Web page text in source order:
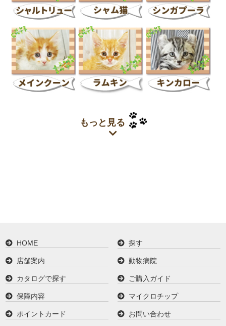
もっと見る
HOME 探す
店舗案内 動物病院
カタログで探す ご購入ガイド
保障内容 マイクロチップ
ポイントカード お問い合わせ